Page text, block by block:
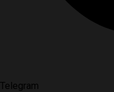
Telegram